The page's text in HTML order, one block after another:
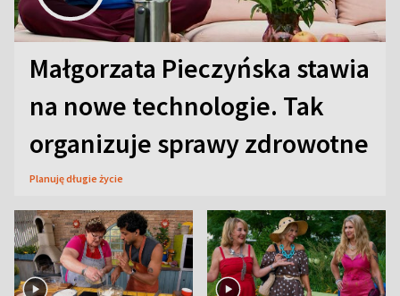
Małgorzata Pieczyńska stawia
na nowe technologie. Tak
organizuje sprawy zdrowotne
Planuję długie życie